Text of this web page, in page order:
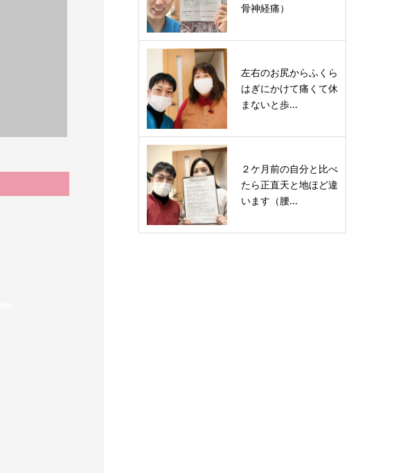
骨神経痛）
左右のお尻からふくら
はぎにかけて痛くて休
まないと歩...
２ケ月前の自分と比べ
たら正直天と地ほど違
います（腰...